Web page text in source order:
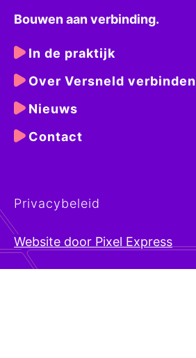
Bouwen aan verbinding.
In de praktijk
Over Versneld verbinden
Nieuws
Contact
Privacybeleid
Website door Pixel Express